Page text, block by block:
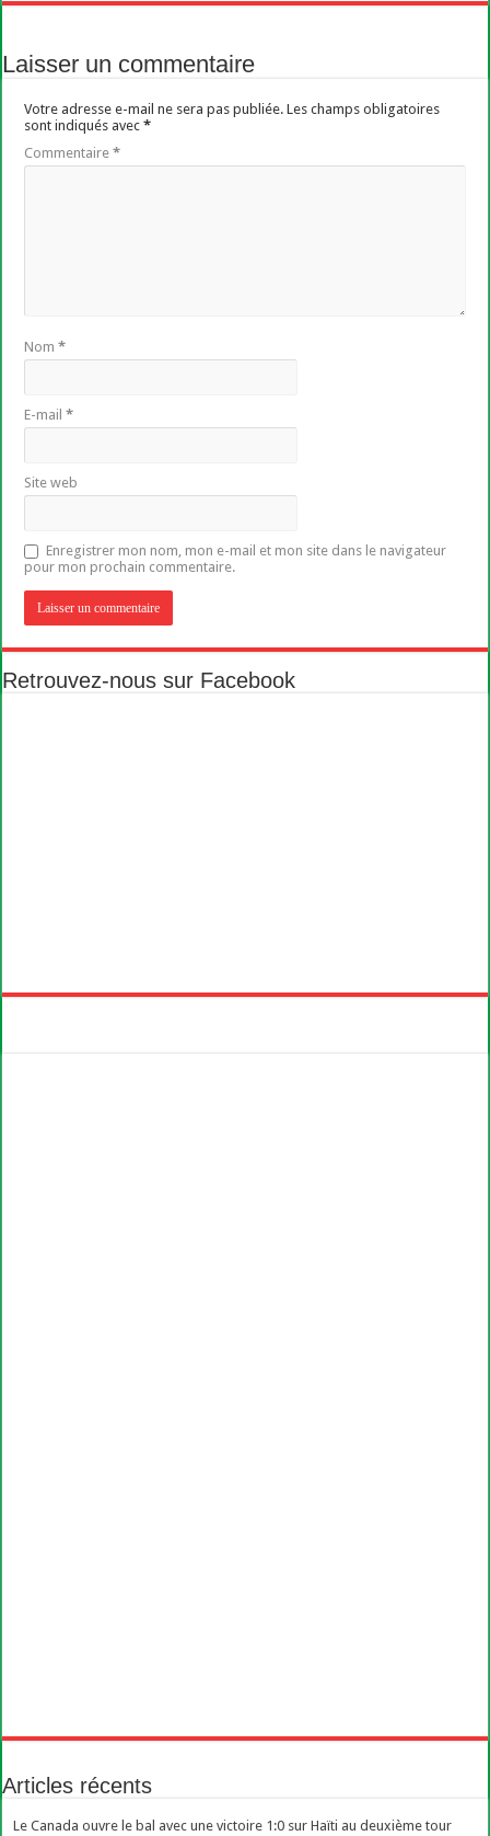
Laisser un commentaire
Votre adresse e-mail ne sera pas publiée. Les champs obligatoires
sont indiqués avec*
Commentaire*
Nom*
E-mail*
Site web
Enregistrer mon nom, mon e-mail et mon site dans le navigateur
pour mon prochain commentaire.
Retrouvez-nous sur Facebook
Articles récents
Le Canada ouvre le bal avec une victoire 1:0 sur Haïti au deuxième tour